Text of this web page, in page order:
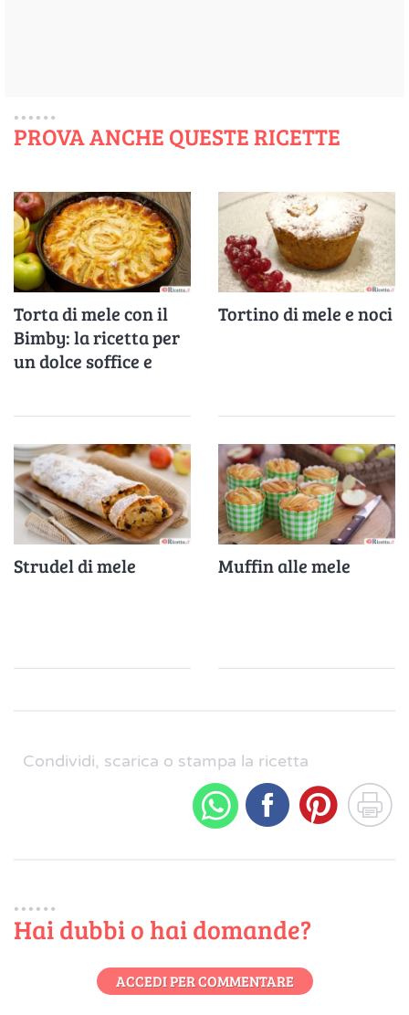
PROVA ANCHE QUESTE RICETTE
Torta di mele con il
Bimby: la ricetta per
un dolce soffice e
Tortino di mele e noci
Strudel di mele Muffin alle mele
Condividi, scarica o stampa la ricetta
Hai dubbi o hai domande?
ACCEDI PER COMMENTARE